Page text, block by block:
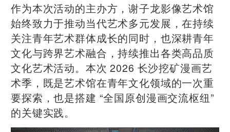
作为本次活动的主办方，谢子龙影像艺术馆
始终致力于推动当代艺术多元发展，在持续
关注青年艺术群体成长的同时，也深耕青年
文化与跨界艺术融合，持续推出各类高品质
文化艺术活动。本次 2026 长沙挖矿漫画艺
术季，既是艺术馆在青年文化领域的一次重
要探索，也是搭建 “全国原创漫画交流枢纽”
的关键实践。